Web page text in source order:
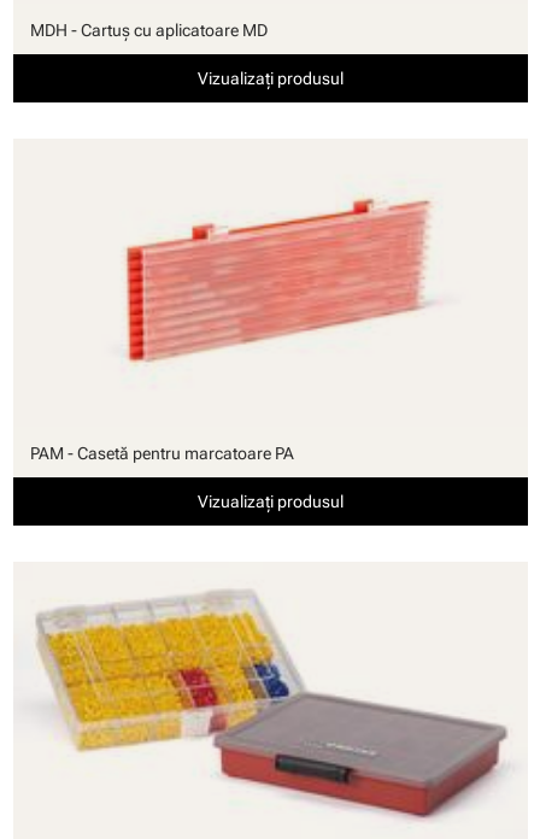
MDH - Cartuş cu aplicatoare MD
Vizualizați produsul
PAM - Casetă pentru marcatoare PA
Vizualizați produsul